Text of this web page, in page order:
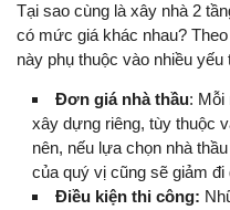
Tại sao cùng là xây nhà 2
có mức giá khác nhau?
này phụ thuộc vào nhiều yếu
Đơn giá nhà thầu: Mỗi
xây dựng riêng, tùy thuộc
nên, nếu lựa chọn nhà
của quý vị cũng sẽ giảm đi
Điều kiện thi công: